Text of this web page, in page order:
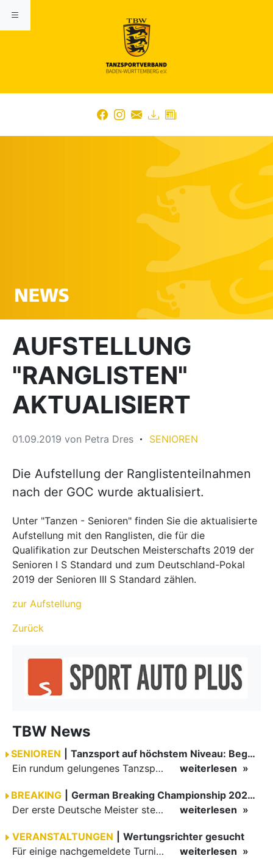
AUFSTELLUNG
"RANGLISTEN"
AKTUALISIERT
01.09.2019 von Petra Dres SENIOREN
Die Aufstellung der Ranglistenteilnahmen
nach der GOC wurde aktualisiert.
Unter "Tanzen - Senioren" finden Sie die aktualisierte
Aufstellung mit den Ranglisten, die für die
Qualifikation zur Deutschen Meisterschafts 2019 der
Senioren I S Standard und zum Deutschland-Pokal
2019 der Senioren III S Standard zählen.
zur Aufstellung
Zurück
TBW News
SENIOREN
Tanzsport auf höchstem Niveau: Begeisterung bei den Turnieren in…
Ein rundum gelungenes Tanzsport-Wochenende liegt hinter den Paaren und Organisatoren in Enzklösterle. Am 1. und 2. August 2026 verwandelte sich die Festhalle wieder in einen lebendigen Mittelpunkt des…
weiterlesen
BREAKING
German Breaking Championship 2026 in Hannover
Der erste Deutsche Meister steht fest B-Boy Roman siegt bei den Juniors
weiterlesen
VERANSTALTUNGEN
Wertungsrichter gesucht
Für einige nachgemeldete Turniere im 2 Halbjahr sucht der ZWE noch Wertungsrichter.
weiterlesen